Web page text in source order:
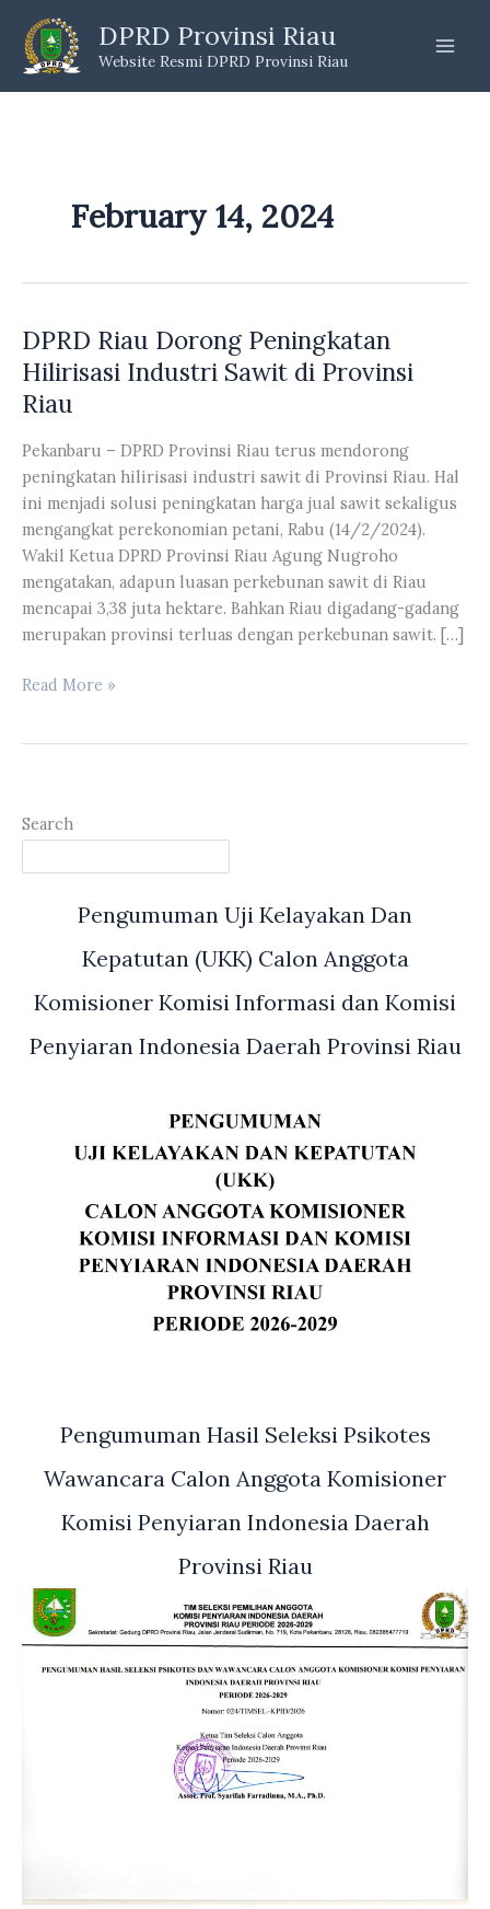
content
DPRD Provinsi Riau
Website Resmi DPRD Provinsi Riau
February 14, 2024
DPRD Riau Dorong Peningkatan
Hilirisasi Industri Sawit di Provinsi
Riau
Pekanbaru – DPRD Provinsi Riau terus mendorong
peningkatan hilirisasi industri sawit di Provinsi Riau. Hal
ini menjadi solusi peningkatan harga jual sawit sekaligus
mengangkat perekonomian petani, Rabu (14/2/2024).
Wakil Ketua DPRD Provinsi Riau Agung Nugroho
mengatakan, adapun luasan perkebunan sawit di Riau
mencapai 3,38 juta hektare. Bahkan Riau digadang-gadang
merupakan provinsi terluas dengan perkebunan sawit. […]
DPRD
Industri
Sawit
di
Read More »
Search
Pengumuman Uji Kelayakan Dan
Kepatutan (UKK) Calon Anggota
Komisioner Komisi Informasi dan Komisi
Penyiaran Indonesia Daerah Provinsi Riau
Pengumuman Hasil Seleksi Psikotes
Wawancara Calon Anggota Komisioner
Komisi Penyiaran Indonesia Daerah
Provinsi Riau